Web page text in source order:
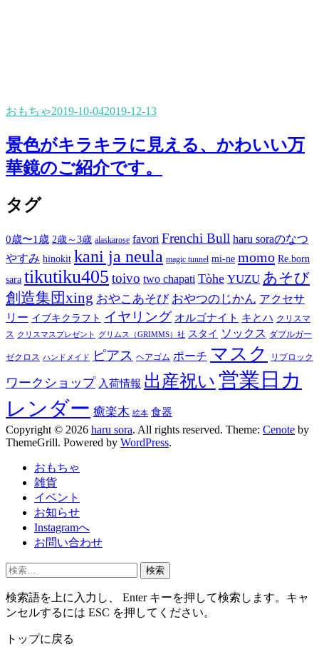
おもちゃ2019-10-042019-12-13
景色がキラキラに見える、かわいい万
華鏡のご紹介です。
タグ
0歳〜1歳 2歳～3歳 alaskarose favori Frenchi Bull haru soraのなつ
やすみ hinokit kani ja neula magic tunnel mi-ne momo Re.born
sara tikutiku405 toivo two chapati Tòhe YUZU あそび
創造集団xing おやこあそび おやつのじかん アクセサ
リー イブキクラフト イヤリング オルゴナイト キとハ クリスマ
ス
クリスマスプレゼント グリムス（GRIMMS）社 スタイ ソックス ダブルガー
ゼクロス ハンドメイド ピアス ヘアゴム ポーチ マスク リブロック
ワークショップ 入荷情報 出産祝い 営業日カ
レンダー 癒楽木 絵本 食器
Copyright © 2026 haru sora. All rights reserved. Theme: Cenote by
ThemeGrill. Powered by WordPress.
おもちゃ
雑貨
イベント
お知らせ
Instagramへ
お問い合わせ
検
検索語を上に入力し、 Enter キーを押して検索します。キャ
ンセルするには ESC を押してください。
トップに戻る